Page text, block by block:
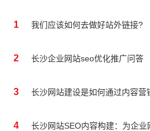
1 我们应该如何去做好站外链接?
2 长沙企业网站seo优化推广问答
3 长沙网站建设是如何通过内容营
4 长沙网站SEO内容构建：为企业